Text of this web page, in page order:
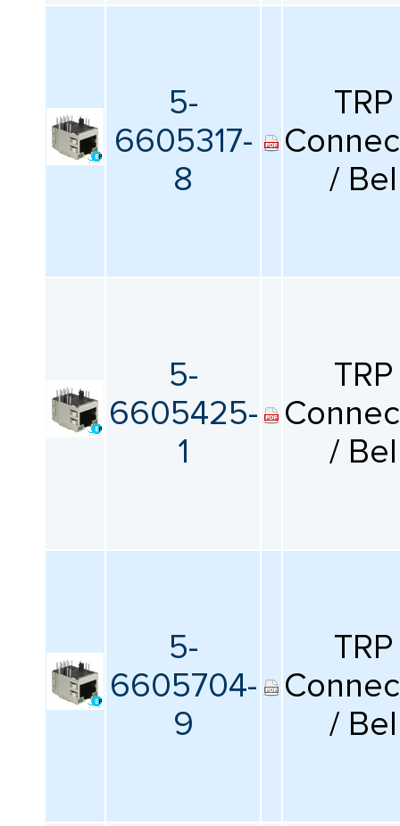
5-
6605317-
8
TRP
/ Bel
5-
6605425-
1
TRP
/ Bel
5-
6605704-
9
TRP
/ Bel